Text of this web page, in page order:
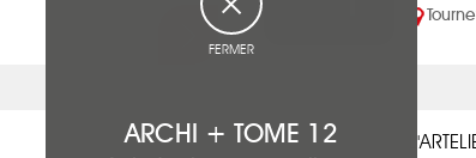
FERMER
ARCHI + TOME 12